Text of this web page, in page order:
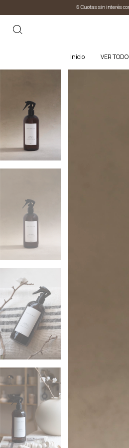
con todos los bancos I 15% descuento por transferencia
Inicio VER TODO